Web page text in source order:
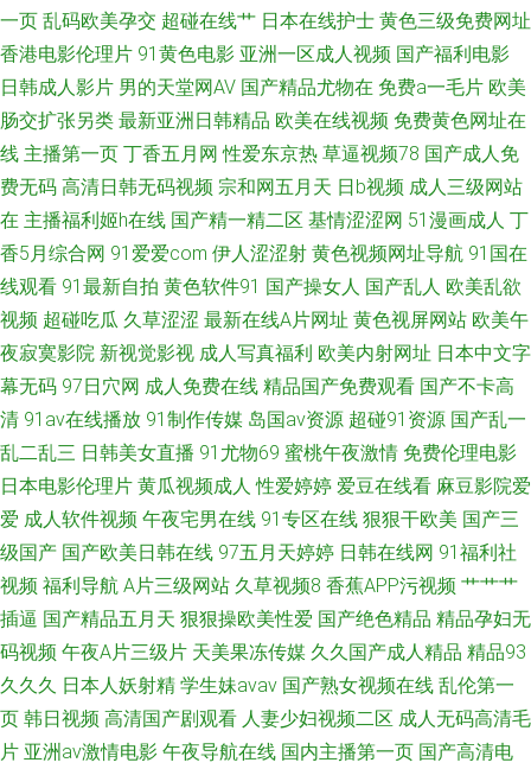
先锋资源网 男女互草 51黑料福利社 91亚洲精华 久精品欧美国产 手机偷拍色
久久爱AV 另类小说丁香五月花 91网页版免费看 91巨乳黑丝美女 福利夜AV
手机在线观看殴美三 91精品网址 91爱爱王 福利视频偷拍网 欧美久久区 亚洲
有码啪啪视频 97在线偷拍视频 女优在线 亚洲狼友 91视频第一页 国产欧美伊
人 日本色图一本道 91poy九色视频 99性网 久草福利2 四虎东方在线观看网
操操 91蜜桃黄 成人看片 不卡AV电影网站 欧一级美一级 婷婷激情 色伦五月
天 91干逼 五月丁香插逼AV
一页 乱码欧美孕交 超碰在线艹 日本在线护士 黄色三级免费网址
香港电影伦理片 91黄色电影 亚洲一区成人视频 国产福利电影
日韩成人影片 男的天堂网AV 国产精品尤物在 免费a一毛片 欧美
肠交扩张另类 最新亚洲日韩精品 欧美在线视频 免费黄色网址在
线 主播第一页 丁香五月网 性爱东京热 草逼视频78 国产成人免
费无码 高清日韩无码视频 宗和网五月天 日b视频 成人三级网站
在 主播福利姬h在线 国产精一精二区 基情涩涩网 51漫画成人 丁
香5月综合网 91爱爱com 伊人涩涩射 黄色视频网址导航 91国在
线观看 91最新自拍 黄色软件91 国产操女人 国产乱人 欧美乱欲
视频 超碰吃瓜 久草涩涩 最新在线A片网址 黄色视屏网站 欧美午
夜寂寞影院 新视觉影视 成人写真福利 欧美内射网址 日本中文字
幕无码 97日穴网 成人免费在线 精品国产免费观看 国产不卡高
清 91av在线播放 91制作传媒 岛国av资源 超碰91资源 国产乱一
乱二乱三 日韩美女直播 91尤物69 蜜桃午夜激情 免费伦理电影
日本电影伦理片 黄瓜视频成人 性爱婷婷 爱豆在线看 麻豆影院爱
爱 成人软件视频 午夜宅男在线 91专区在线 狠狠干欧美 国产三
级国产 国产欧美日韩在线 97五月天婷婷 日韩在线网 91福利社
视频 福利导航 A片三级网站 久草视频8 香蕉APP污视频 艹艹艹
插逼 国产精品五月天 狠狠操欧美性爱 国产绝色精品 精品孕妇无
码视频 午夜A片三级片 天美果冻传媒 久久国产成人精品 精品93
久久久 日本人妖射精 学生妹avav 国产熟女视频在线 乱伦第一
页 韩日视频 高清国产剧观看 人妻少妇视频二区 成人无码高清毛
片 亚洲av激情电影 午夜导航在线 国内主播第一页 国产高清电